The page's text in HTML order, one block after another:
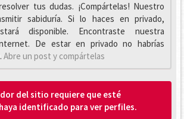
tus dudas. ¡Compártelas! Nuestro
sabiduría. Si lo haces en privado,
disponible. Encontraste nuestra
De estar en privado no habrías
Abre un post y compártelas
del sitio requiere que esté
identificado para ver perfiles.